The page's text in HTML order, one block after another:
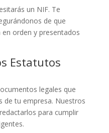
un NIF. Te
de que
orden y presentados
Estatutos
legales que
de tu empresa. Nuestros
para cumplir